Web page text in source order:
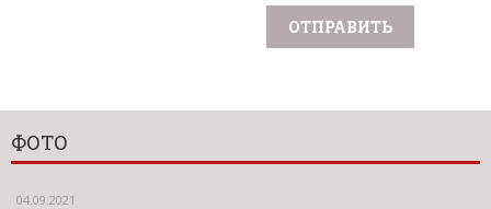
ФОТО
04.09.2021